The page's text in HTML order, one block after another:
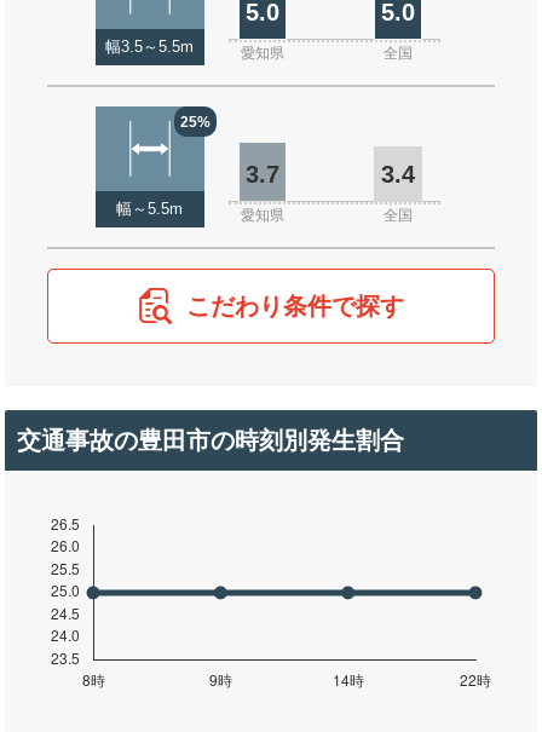
幅3.5～5.5m
5.0 5.0
愛知県 全国
25%
幅～5.5m
3.7 3.4
愛知県 全国
こだわり条件で探す
交通事故の豊田市の時刻別発生割合